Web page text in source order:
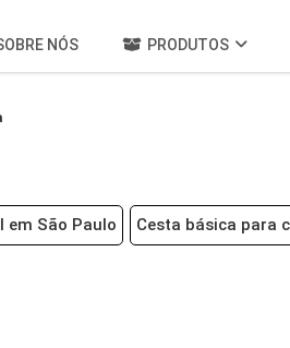
NÓS PRODUTOS
em São Paulo Cesta básica para